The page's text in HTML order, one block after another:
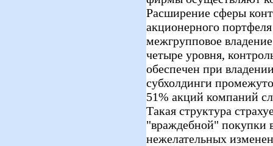
Расширение сферы
акционерного
межгрупповое
четыре уровня,
обеспечен при
субхолдинги
51% акций компаний
Такая структура
"враждебной" покупки
нежелательных